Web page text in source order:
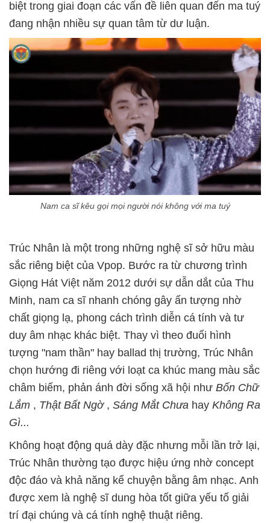
biệt trong giai đoạn các vấn đề liên quan đến ma tuý
đang nhận nhiều sự quan tâm từ dư luận.
Nam ca sĩ kêu gọi mọi người nói không với ma tuý
Trúc Nhân là một trong những nghệ sĩ sở hữu màu
sắc riêng biệt của Vpop. Bước ra từ chương trình
Giọng Hát Việt năm 2012 dưới sự dẫn dắt của Thu
Minh, nam ca sĩ nhanh chóng gây ấn tượng nhờ
chất giọng lạ, phong cách trình diễn cá tính và tư
duy âm nhạc khác biệt. Thay vì theo đuổi hình
tượng "nam thần" hay ballad thị trường, Trúc Nhân
chọn hướng đi riêng với loạt ca khúc mang màu sắc
châm biếm, phản ánh đời sống xã hội như Bốn Chữ
Lắm , Thật Bất Ngờ , Sáng Mắt Chưa hay Không Ra
Gì...
Không hoạt động quá dày đặc nhưng mỗi lần trở lại,
Trúc Nhân thường tạo được hiệu ứng nhờ concept
độc đáo và khả năng kể chuyện bằng âm nhạc. Anh
được xem là nghệ sĩ dung hòa tốt giữa yếu tố giải
trí đại chúng và cá tính nghệ thuật riêng.